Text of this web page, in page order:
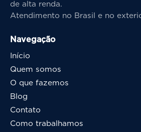
de alta renda.
Atendimento no Brasil e no
Navegação
Início
Quem somos
O que fazemos
Blog
Contato
Como trabalhamos